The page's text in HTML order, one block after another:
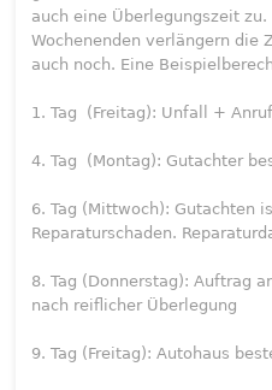
auch eine Überlegungszeit zu.
Wochenenden verlängern die
auch noch. Eine
1. Tag (Freitag): Unfall +
4. Tag (Montag): Gutachter
6. Tag (Mittwoch): Gutachten
Reparaturschaden.
8. Tag (Donnerstag): Auftrag
nach reiflicher Überlegung
9. Tag (Freitag): Autohaus